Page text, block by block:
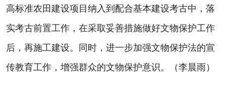
高标准农田建设项目纳入到配合基本建设考古中，落
实考古前置工作，在采取妥善措施做好文物保护工作
后，再施工建设。同时，进一步加强文物保护法的宣
传教育工作，增强群众的文物保护意识。（李晨雨）